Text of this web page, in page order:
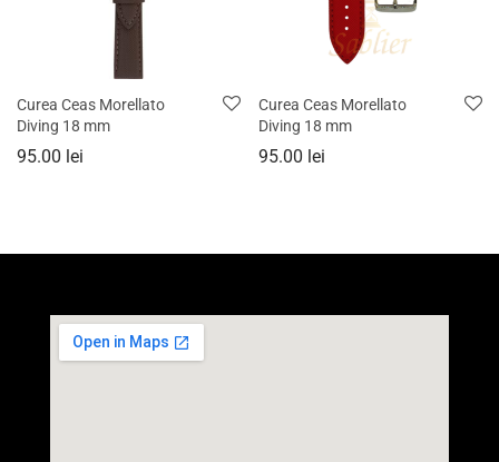
Curea Ceas Morellato
Diving 18 mm
95.00 lei
Curea Ceas Morellato
Diving 18 mm
95.00 lei